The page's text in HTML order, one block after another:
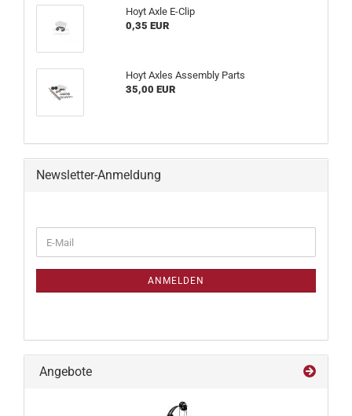
Hoyt Axle E-Clip
0,35 EUR
Hoyt Axles Assembly Parts
35,00 EUR
Newsletter-Anmeldung
ZUR
E-
Mail
ANMELDEN
Angebote